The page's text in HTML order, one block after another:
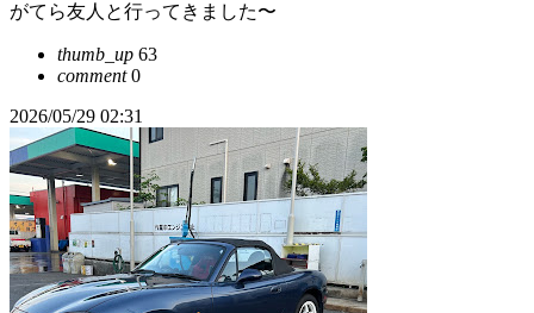
がてら友人と行ってきました〜
thumb_up 63
comment0
2026/05/29 02:31